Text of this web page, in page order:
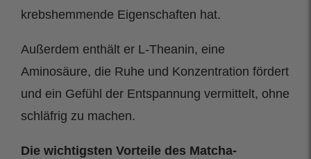
krebshemmende Eigenschaften hat.
Außerdem enthält er L-Theanin, eine
Aminosäure, die Ruhe und Konzentration fördert
und ein Gefühl der Entspannung vermittelt, ohne
schläfrig zu machen.
Die wichtigsten Vorteile des Matcha-